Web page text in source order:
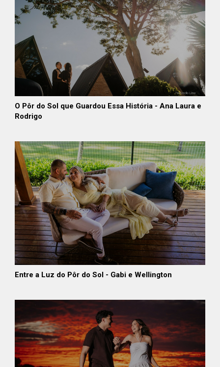
O Pôr do Sol que Guardou Essa História - Ana Laura e
Rodrigo
Entre a Luz do Pôr do Sol - Gabi e Wellington